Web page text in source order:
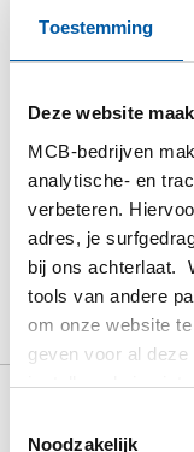
Toestemming
Deze website
MCB-bedrijven
analytische- en
verbeteren.
adres, je
bij ons achterlaat.
tools van andere
om onze website
geven voor al
instellen als je niet
partijen waarmee
Noodzakelijk
Calculeren met
Volg uw order
Product
Downloads
Bruto